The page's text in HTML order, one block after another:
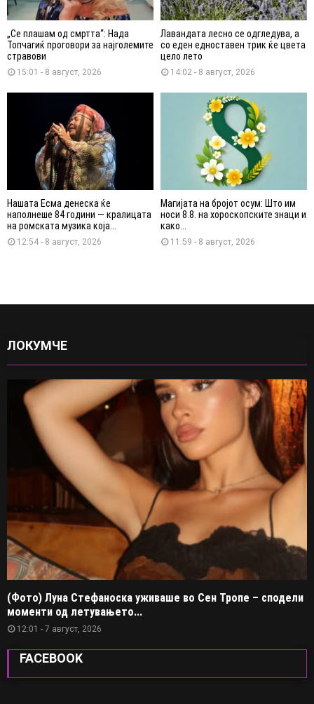
„Се плашам од смртта“: Нада
Топчагиќ проговори за најголемите
стравови
15:01 - 8 август, 2026
Лавандата лесно се одгледува, а
со еден едноставен трик ќе цвета
цело лето
14:02 - 8 август, 2026
Нашата Есма денеска ќе
наполнеше 84 години — кралицата
на ромската музика која...
12:54 - 8 август, 2026
Магијата на бројот осум: Што им
носи 8.8. на хороскопските знаци и
како...
11:59 - 8 август, 2026
ЛОКУМЧЕ
(Фото) Луна Стефаноска уживаше во Сен Тропе – сподели
моменти од летувањето...
12:01 - 7 август, 2026
FACEBOOK